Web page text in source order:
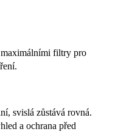
filtry pro
svislá zůstává rovná.
a ochrana před